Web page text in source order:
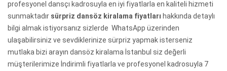
profesyonel dansçı kadrosuyla en iyi fiyatlarla en kaliteli hizmeti
sunmaktadır sürpriz dansöz kiralama fiyatları hakkında detaylı
bilgi almak istiyorsanız sizlerde WhatsApp üzerinden
ulaşabilirsiniz ve sevdiklerinize sürpriz yapmak isterseniz
mutlaka bizi arayın dansöz kiralama İstanbul siz değerli
müşterilerimize İndirimli fiyatlarla ve profesyonel kadrosuyla 7